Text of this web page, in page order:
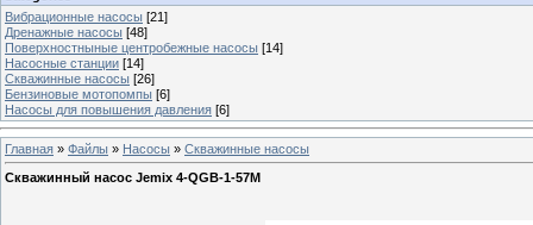
Вибрационные насосы [21]
Дренажные насосы [48]
Поверхностныные центробежные насосы [14]
Насосные станции [14]
Скважинные насосы [26]
Бензиновые мотопомпы [6]
Насосы для повышения давления [6]
Главная » Файлы » Насосы » Скважинные насосы
Скважинный насос Jemix 4-QGB-1-57M